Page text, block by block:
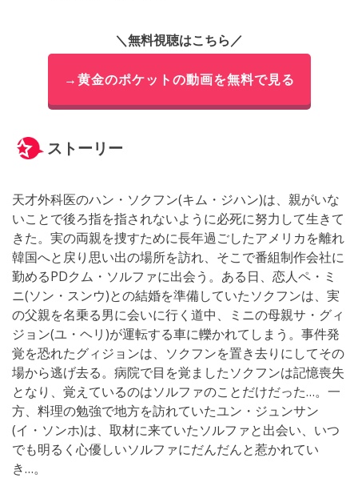
＼無料視聴はこちら／
→黄金のポケットの動画を無料で見る
ストーリー
天才外科医のハン・ソクフン(キム・ジハン)は、親がいな
いことで後ろ指を指されないように必死に努力して生きて
きた。実の両親を捜すために長年過ごしたアメリカを離れ
韓国へと戻り思い出の場所を訪れ、そこで番組制作会社に
勤めるPDクム・ソルファに出会う。ある日、恋人ペ・ミ
ニ(ソン・スンウ)との結婚を準備していたソクフンは、実
の父親を名乗る男に会いに行く道中、ミニの母親サ・グィ
ジョン(ユ・ヘリ)が運転する車に轢かれてしまう。事件発
覚を恐れたグィジョンは、ソクフンを置き去りにしてその
場から逃げ去る。病院で目を覚ましたソクフンは記憶喪失
となり、覚えているのはソルファのことだけだった…。一
方、料理の勉強で地方を訪れていたユン・ジュンサン
(イ・ソンホ)は、取材に来ていたソルファと出会い、いつ
でも明るく心優しいソルファにだんだんと惹かれてい
き…。